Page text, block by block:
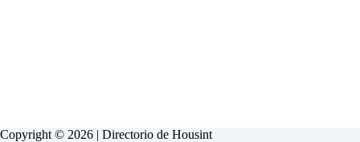
Copyright © 2026 | Directorio de Housint